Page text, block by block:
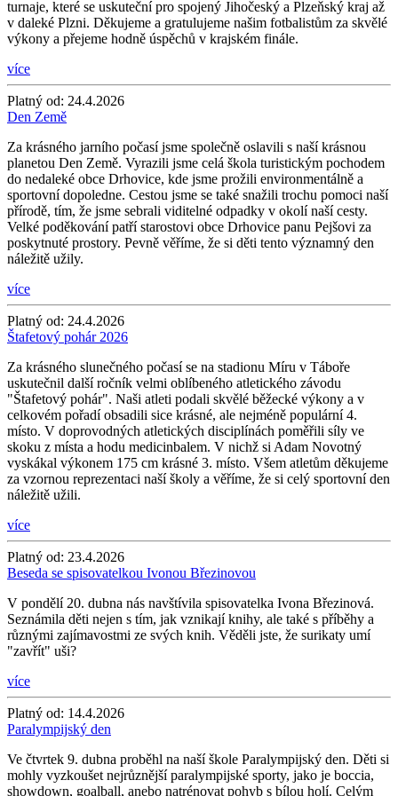
turnaje, které se uskuteční pro spojený Jihočeský a Plzeňský kraj až
v daleké Plzni. Děkujeme a gratulujeme našim fotbalistům za skvělé
výkony a přejeme hodně úspěchů v krajském finále.
více
Platný od: 24.4.2026
Den Země
Za krásného jarního počasí jsme společně oslavili s naší krásnou
planetou Den Země. Vyrazili jsme celá škola turistickým pochodem
do nedaleké obce Drhovice, kde jsme prožili environmentálně a
sportovní dopoledne. Cestou jsme se také snažili trochu pomoci naší
přírodě, tím, že jsme sebrali viditelné odpadky v okolí naší cesty.
Velké poděkování patří starostovi obce Drhovice panu Pejšovi za
poskytnuté prostory. Pevně věříme, že si děti tento významný den
náležitě užily.
více
Platný od: 24.4.2026
Štafetový pohár 2026
Za krásného slunečného počasí se na stadionu Míru v Táboře
uskutečnil další ročník velmi oblíbeného atletického závodu
"Štafetový pohár". Naši atleti podali skvělé běžecké výkony a v
celkovém pořadí obsadili sice krásné, ale nejméně populární 4.
místo. V doprovodných atletických disciplínách poměřili síly ve
skoku z místa a hodu medicinbalem. V nichž si Adam Novotný
vyskákal výkonem 175 cm krásné 3. místo. Všem atletům děkujeme
za vzornou reprezentaci naší školy a věříme, že si celý sportovní den
náležitě užili.
více
Platný od: 23.4.2026
Beseda se spisovatelkou Ivonou Březinovou
V pondělí 20. dubna nás navštívila spisovatelka Ivona Březinová.
Seznámila děti nejen s tím, jak vznikají knihy, ale také s příběhy a
různými zajímavostmi ze svých knih. Věděli jste, že surikaty umí
"zavřít" uši?
více
Platný od: 14.4.2026
Paralympijský den
Ve čtvrtek 9. dubna proběhl na naší škole Paralympijský den. Děti si
mohly vyzkoušet nejrůznější paralympijské sporty, jako je boccia,
showdown, goalball, anebo natrénovat pohyb s bílou holí. Celým